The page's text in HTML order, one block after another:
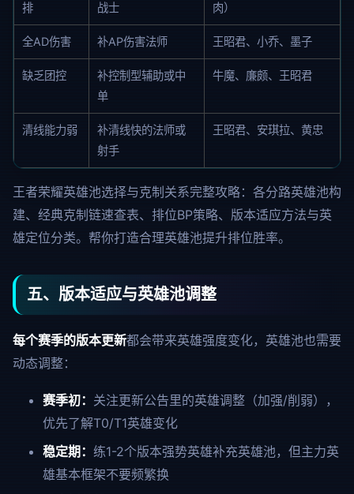
排
战士
肉）
全AD伤害 补AP伤害法师 王昭君、小乔、墨子
缺乏团控
补控制型辅助或中
单
牛魔、廉颇、王昭君
清线能力弱
补清线快的法师或
射手
王昭君、安琪拉、黄忠
王者荣耀英雄池选择与克制关系完整攻略：各分路英雄池构
建、经典克制链速查表、排位BP策略、版本适应方法与英
雄定位分类。帮你打造合理英雄池提升排位胜率。
五、版本适应与英雄池调整
每个赛季的版本更新都会带来英雄强度变化，英雄池也需要
动态调整：
赛季初： 关注更新公告里的英雄调整（加强/削弱），
优先了解T0/T1英雄变化
稳定期： 练1-2个版本强势英雄补充英雄池，但主力英
雄基本框架不要频繁换